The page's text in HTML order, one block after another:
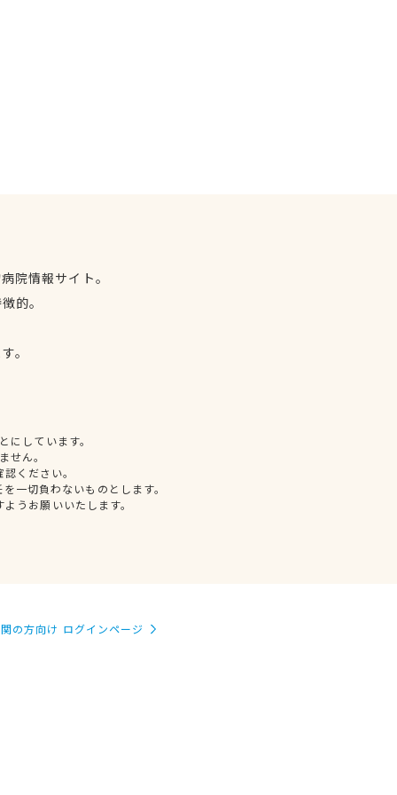
院情報サイト。
的。
。
しています。
せん。
ください。
一切負わないものとします。
うお願いいたします。
の方向け ログインページ